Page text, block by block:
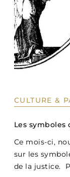
CULTURE &
Les
Ce mois-ci,
sur les
de la justice.